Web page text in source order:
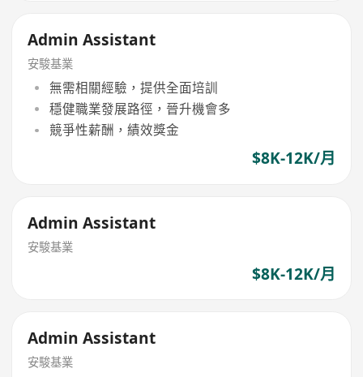
Admin Assistant
安駿基業
無需相關經驗，提供全面培訓
穩健職業發展路徑，晉升機會多
競爭性薪酬，績效獎金
$8K-12K/月
Admin Assistant
安駿基業
$8K-12K/月
Admin Assistant
安駿基業